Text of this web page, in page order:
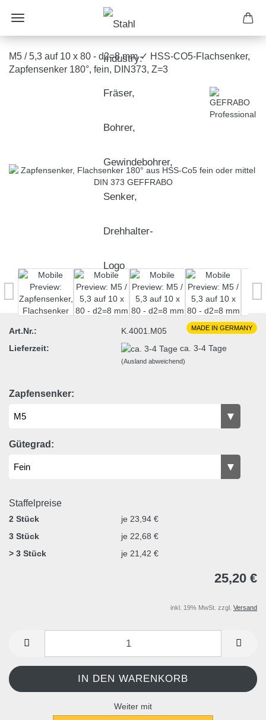
M5 / 5,3 auf 10 x 80 - d2=8 mm ✓ HSS-CO5-Flachsenker,
Zapfensenker 180°, fein, DIN373, Z=3
MADE IN GERMANY
Art.Nr.:
K.4001.M05
Lieferzeit:
ca. 3-4 Tage
(Ausland abweichend)
Zapfensenker:
Gütegrad:
Staffelpreise
2 Stück
je 23,94 €
3 Stück
je 22,68 €
> 3 Stück
je 21,42 €
25,20 €
inkl. 19% MwSt. zzgl. Versand
Weiter mit